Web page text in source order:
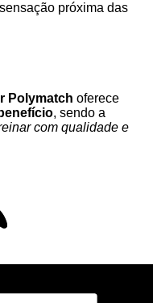
próxima das
Polymatch oferece
, sendo a
com qualidade e